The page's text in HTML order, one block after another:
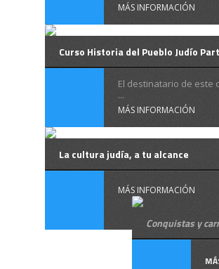
MÁS INFORMACIÓN
Curso Historia del Pueblo Judío
El destinatario de este
...
MÁS INFORMACIÓN
La cultura judía, a tu alcance
MÁS INFORMACIÓN
Conquistas y